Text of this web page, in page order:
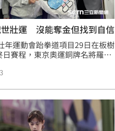
壯運 沒能奪金但找到自信
年運動會跆拳道項目29日在板樹
賽程，東京奧運銅牌名將羅嘉
國強敵卡徹（Lori Katcher）
跆拳道好手，不過何千金卻是
跆拳道，幾乎算是全素人參
這次的比賽也順便減脂，變得更
，還霸氣放話已經瞄準2027關西